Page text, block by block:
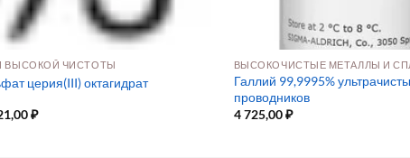
ВЫСОКОЙ ЧИСТОТЫ
церия(III) октагидрат
₽
ВЫСОКОЧИСТЫЕ МЕТАЛЛЫ И
Галлий 99,9995%
проводников
4 725,00₽